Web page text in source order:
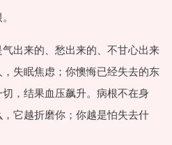
出来的、愁出来的、不甘心出来
失眠焦虑；你懊悔已经失去的东
，结果血压飙升。病根不在身
它越折磨你；你越是怕失去什